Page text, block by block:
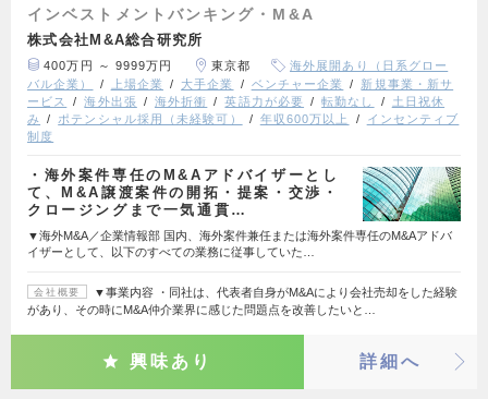
インベストメントバンキング・M&A
株式会社M&A総合研究所
400万円 ～ 9999万円 東京都
海外展開あり（日系グロー
バル企業）
上場企業 大手企業 ベンチャー企業
新規事業・新サ
ービス
海外出張 海外折衝 英語力が必要 転勤なし
土日祝休
み
ポテンシャル採用（未経験可） 年収600万以上
インセンティブ
制度
・海外案件専任のM&Aアドバイザーとし
て、M&A譲渡案件の開拓・提案・交渉・
クロージングまで一気通貫…
▼海外M&A／企業情報部 国内、海外案件兼任または海外案件専任のM&Aアドバ
イザーとして、以下のすべての業務に従事していた…
会社概要
▼事業内容 ・同社は、代表者自身がM&Aにより会社売却をした経験
があり、その時にM&A仲介業界に感じた問題点を改善したいと…
興味あり 詳細へ